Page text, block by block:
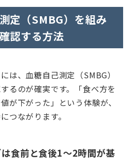
定（SMBG）を組み
認する方法
は、血糖自己測定（SMBG）
るのが確実です。「食べ方を
が下がった」という体験が、
つながります。
食前と食後1〜2時間が基